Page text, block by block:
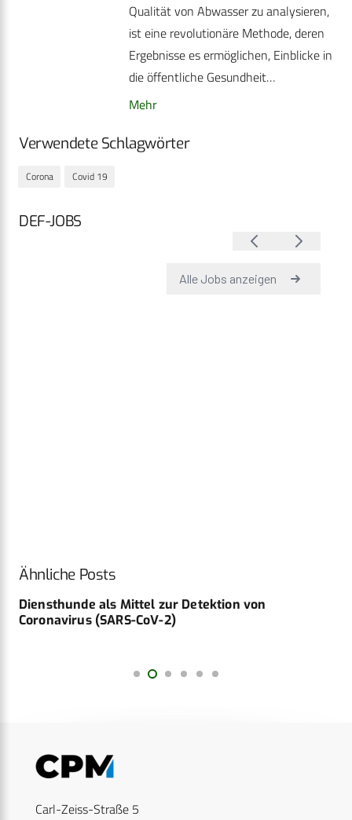
Qualität von Abwasser zu analysieren,
ist eine revolutionäre Methode, deren
Ergebnisse es ermöglichen, Einblicke in
die öffentliche Gesundheit…
Mehr
Verwendete Schlagwörter
Corona Covid 19
DEF-JOBS
Ähnliche Posts
Diensthunde als Mittel zur Detektion von
Coronavirus (SARS-CoV-2)
Carl-Zeiss-Straße 5